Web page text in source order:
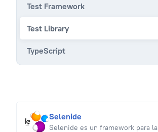
Test Framework
Test Library
TypeScript
Selenide
Selenide es un framework para la